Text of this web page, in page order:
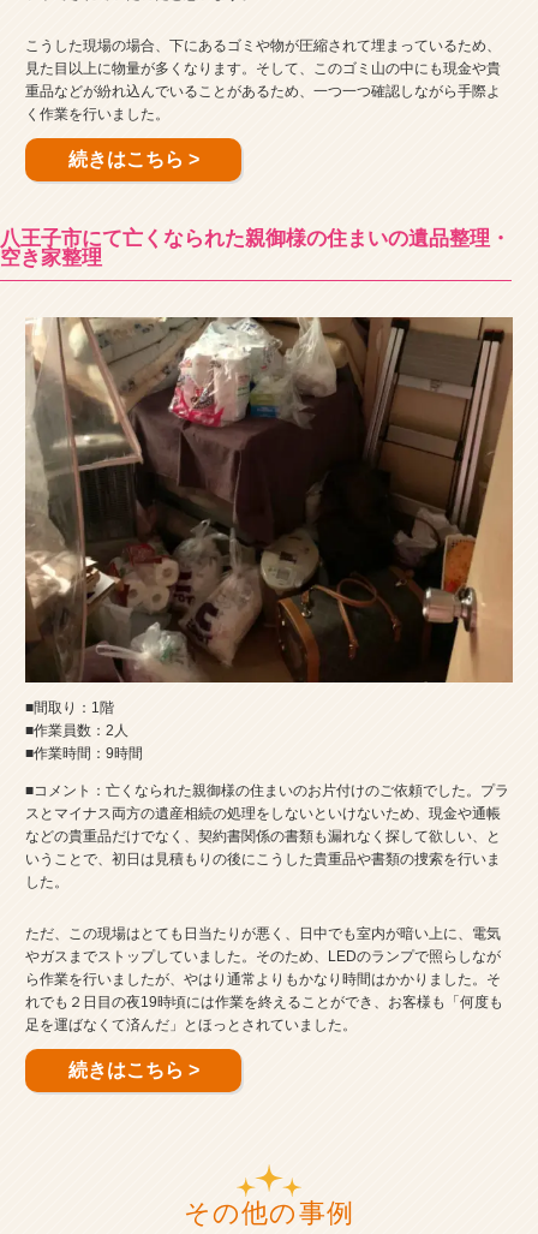
こうした現場の場合、下にあるゴミや物が圧縮されて埋まっているため、
見た目以上に物量が多くなります。そして、このゴミ山の中にも現金や貴
重品などが紛れ込んでいることがあるため、一つ一つ確認しながら手際よ
く作業を行いました。
続きはこちら >
八王子市にて亡くなられた親御様の住まいの遺品整理・
空き家整理
■間取り：1階
■作業員数：2人
■作業時間：9時間
■コメント：亡くなられた親御様の住まいのお片付けのご依頼でした。プラ
スとマイナス両方の遺産相続の処理をしないといけないため、現金や通帳
などの貴重品だけでなく、契約書関係の書類も漏れなく探して欲しい、と
いうことで、初日は見積もりの後にこうした貴重品や書類の捜索を行いま
した。
ただ、この現場はとても日当たりが悪く、日中でも室内が暗い上に、電気
やガスまでストップしていました。そのため、LEDのランプで照らしなが
ら作業を行いましたが、やはり通常よりもかなり時間はかかりました。そ
れでも２日目の夜19時頃には作業を終えることができ、お客様も「何度も
足を運ばなくて済んだ」とほっとされていました。
続きはこちら >
その他の事例